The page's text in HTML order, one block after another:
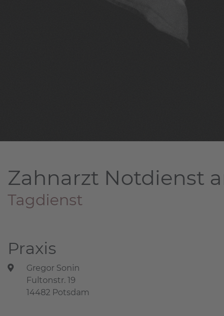
Zahnarzt Notdienst
Tagdienst
Praxis
Gregor Sonin
Fultonstr. 19
14482 Potsdam